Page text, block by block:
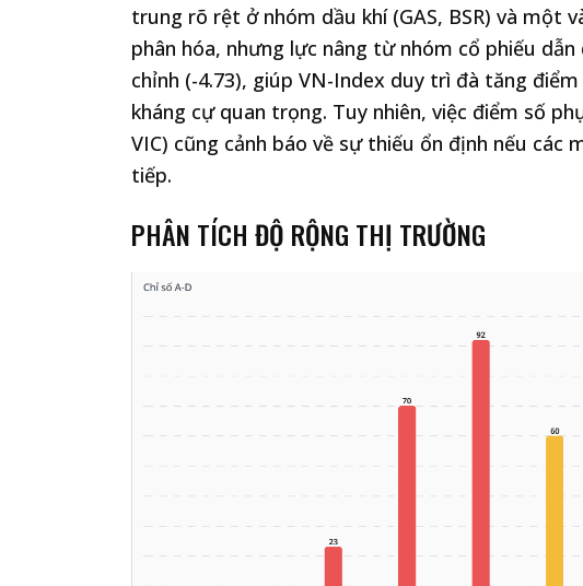
trung rõ rệt ở nhóm dầu khí (GAS, BSR) và một
phân hóa, nhưng lực nâng từ nhóm cổ phiếu
chỉnh (-4.73), giúp VN-Index duy trì đà tăng
kháng cự quan trọng. Tuy nhiên, việc điểm số
VIC) cũng cảnh báo về sự thiếu ổn định nếu các
tiếp.
PHÂN TÍCH ĐỘ RỘNG THỊ TRƯỜNG